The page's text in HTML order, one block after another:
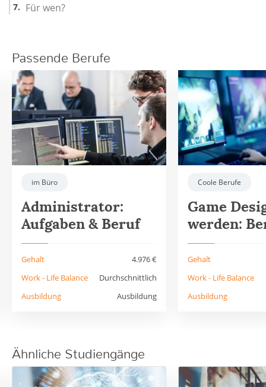
Für wen?
Passende Berufe
im Büro
Administrator:
Aufgaben & Beruf
Gehalt
4.976 €
Work - Life Balance
Durchschnittlich
Ausbildung
Ausbildung
Coole Berufe
Game
werden:
Ausbildung
Gehalt
Work - Life Balance
Ausbildung
Ähnliche Studiengänge